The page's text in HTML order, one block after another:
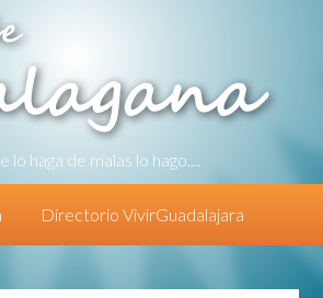
lo haga de malas lo hago....
Directorio VivirGuadalajara